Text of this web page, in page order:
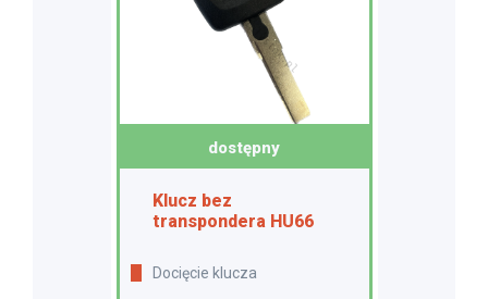
dostępny
Klucz bez
transpondera HU66
Docięcie klucza